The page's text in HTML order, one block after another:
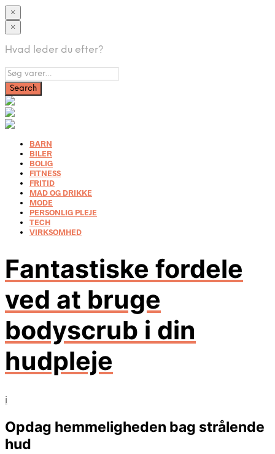
×
×
Hvad leder du efter?
BARN
BILER
BOLIG
FITNESS
FRITID
MAD OG DRIKKE
MODE
PERSONLIG PLEJE
TECH
VIRKSOMHED
Fantastiske fordele
ved at bruge
bodyscrub i din
hudpleje
i
Opdag hemmeligheden bag strålende
hud